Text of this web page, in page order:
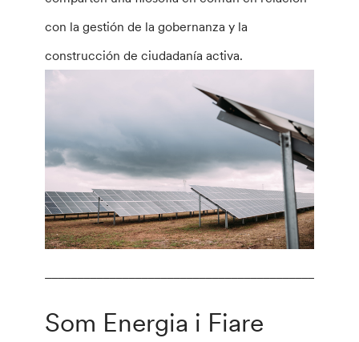
con la gestión de la gobernanza y la
construcción de ciudadanía activa.
Som Energia i Fiare